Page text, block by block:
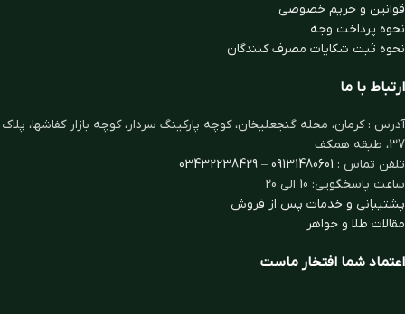
قوانین و حریم خصوصی
نحوه پرداخت وجه
نحوه ثبت شكايات مصرف كنندگان
ارتباط با ما
آدرس : کرمان، محله گنجعلیخان، کوچه پارکینگ سردار، کوچه بازار کفاشها، پلاک
37، طبقه همکف
تلفن تماس : 09131480601
–
03432238429
ساعت پاسخگویی: 10 الی 20
پشتیبانی و خدمات پس از فروش
مقالات طلا و جواهر
اعتماد شما افتخار ماست